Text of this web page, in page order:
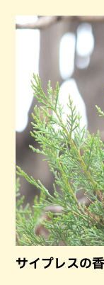
サイプレスの